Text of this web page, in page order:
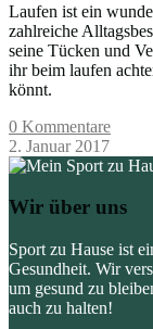
Laufen ist ein
zahlreiche
seine Tücken und
ihr beim laufen
könnt.
0 Kommentare
2. Januar 2017
Wir über uns
Sport zu Hause ist
Gesundheit. Wir
um gesund zu
auch zu halten!